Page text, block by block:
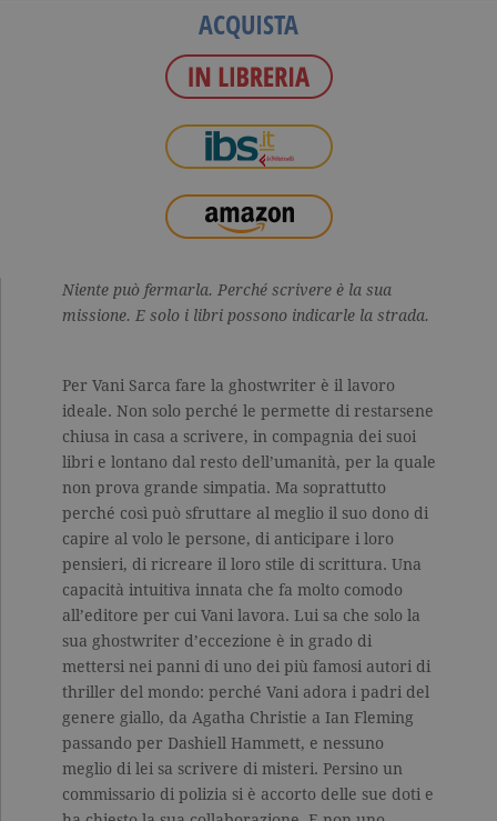
ACQUISTA
Niente può fermarla. Perché scrivere è la sua
missione. E solo i libri possono indicarle la strada.
Per Vani Sarca fare la ghostwriter è il lavoro
ideale. Non solo perché le permette di restarsene
chiusa in casa a scrivere, in compagnia dei suoi
libri e lontano dal resto dell’umanità, per la quale
non prova grande simpatia. Ma soprattutto
perché così può sfruttare al meglio il suo dono di
capire al volo le persone, di anticipare i loro
pensieri, di ricreare il loro stile di scrittura. Una
capacità intuitiva innata che fa molto comodo
all’editore per cui Vani lavora. Lui sa che solo la
sua ghostwriter d’eccezione è in grado di
mettersi nei panni di uno dei più famosi autori di
thriller del mondo: perché Vani adora i padri del
genere giallo, da Agatha Christie a Ian Fleming
passando per Dashiell Hammett, e nessuno
meglio di lei sa scrivere di misteri. Persino un
commissario di polizia si è accorto delle sue doti e